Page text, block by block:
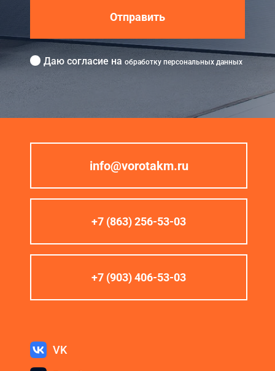
Отправить
Даю согласие на обработку персональных данных
info@vorotakm.ru
+7 (863) 256-53-03
+7 (903) 406-53-03
VK